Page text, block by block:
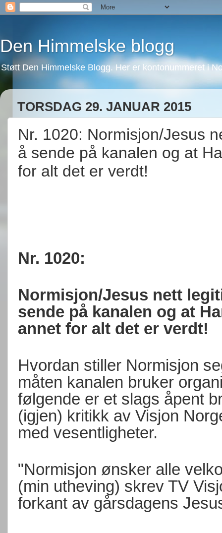
Den Himmelske blogg
Støtt Den Himmelske Blogg. Her er kontonummeret i
TORSDAG 29. JANUAR 2015
Nr. 1020: Normisjon/Jesus
å sende på kanalen og at
for alt det er verdt!
Nr. 1020:
Normisjon/Jesus nett
sende på kanalen og at
annet for alt det er verdt!
Hvordan stiller Normisjon
måten kanalen bruker
følgende er et slags åpent
(igjen) kritikk av Visjon
med vesentligheter.
"Normisjon ønsker alle
(min utheving) skrev TV
forkant av gårsdagens